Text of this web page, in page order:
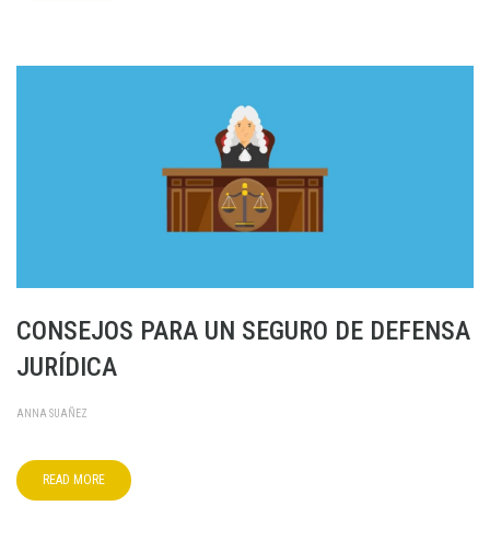
CONSEJOS PARA UN SEGURO DE DEFENSA
JURÍDICA
ANNA SUAÑEZ
READ MORE